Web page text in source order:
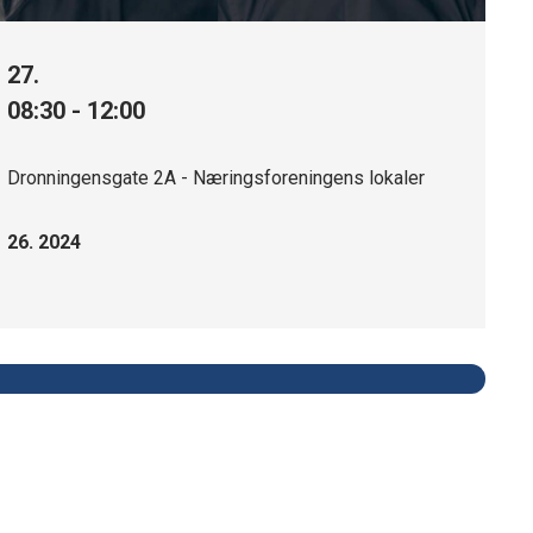
27.
08:30 - 12:00
Dronningensgate 2A - Næringsforeningens lokaler
26. 2024